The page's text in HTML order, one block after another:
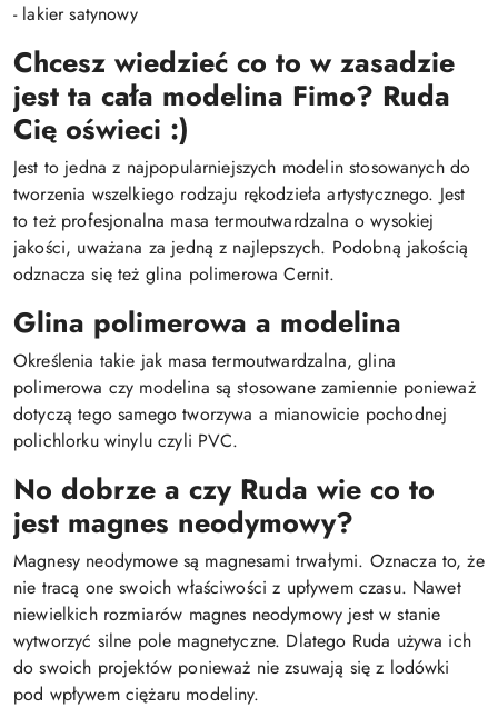
- lakier satynowy
Chcesz wiedzieć co to w zasadzie
jest ta cała modelina Fimo? Ruda
Cię oświeci :)
Jest to jedna z najpopularniejszych modelin stosowanych do
tworzenia wszelkiego rodzaju rękodzieła artystycznego. Jest
to też profesjonalna masa termoutwardzalna o wysokiej
jakości, uważana za jedną z najlepszych. Podobną jakością
odznacza się też glina polimerowa Cernit.
Glina polimerowa a modelina
Określenia takie jak masa termoutwardzalna, glina
polimerowa czy modelina są stosowane zamiennie ponieważ
dotyczą tego samego tworzywa a mianowicie pochodnej
polichlorku winylu czyli PVC.
No dobrze a czy Ruda wie co to
jest magnes neodymowy?
Magnesy neodymowe są magnesami trwałymi. Oznacza to, że
nie tracą one swoich właściwości z upływem czasu. Nawet
niewielkich rozmiarów magnes neodymowy jest w stanie
wytworzyć silne pole magnetyczne. Dlatego Ruda używa ich
do swoich projektów ponieważ nie zsuwają się z lodówki
pod wpływem ciężaru modeliny.